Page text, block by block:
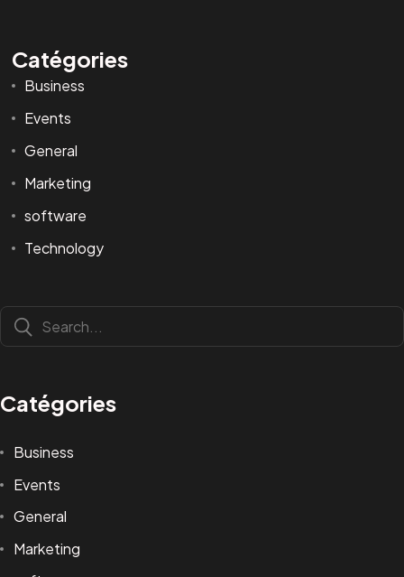
Catégories
Business
Events
General
Marketing
software
Technology
Catégories
Business
Events
General
Marketing